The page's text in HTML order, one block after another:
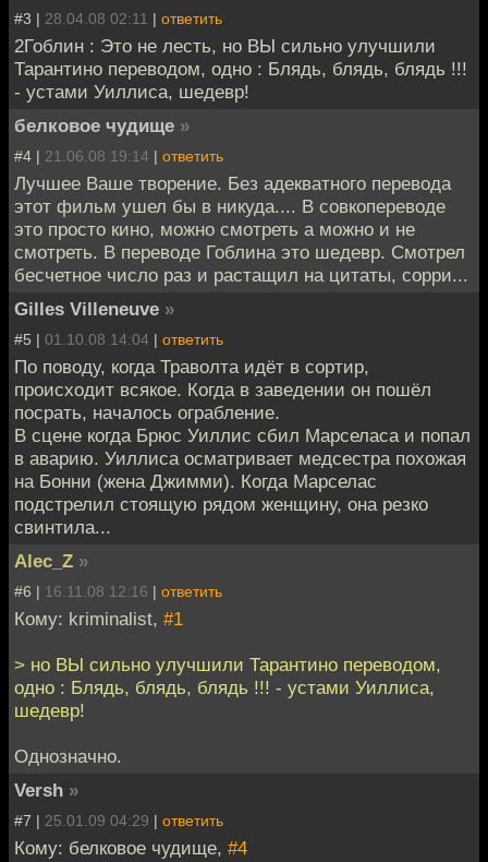
#3 | 28.04.08 02:11 | ответить
2Гоблин : Это не лесть, но ВЫ сильно улучшили
Тарантино переводом, одно : Блядь, блядь, блядь !!!
- устами Уиллиса, шедевр!
белковое чудище »
#4 | 21.06.08 19:14 | ответить
Лучшее Ваше творение. Без адекватного перевода
этот фильм ушел бы в никуда.... В совкопереводе
это просто кино, можно смотреть а можно и не
смотреть. В переводе Гоблина это шедевр. Смотрел
бесчетное число раз и растащил на цитаты, сорри...
Gilles Villeneuve »
#5 | 01.10.08 14:04 | ответить
По поводу, когда Траволта идёт в сортир,
происходит всякое. Когда в заведении он пошёл
посрать, началось ограбление.
В сцене когда Брюс Уиллис сбил Марселаса и попал
в аварию. Уиллиса осматривает медсестра похожая
на Бонни (жена Джимми). Когда Марселас
подстрелил стоящую рядом женщину, она резко
свинтила...
Alec_Z »
#6 | 16.11.08 12:16 | ответить
Кому: kriminalist, #1
> но ВЫ сильно улучшили Тарантино переводом,
одно : Блядь, блядь, блядь !!! - устами Уиллиса,
шедевр!
Однозначно.
Versh »
#7 | 25.01.09 04:29 | ответить
Кому: белковое чудище, #4